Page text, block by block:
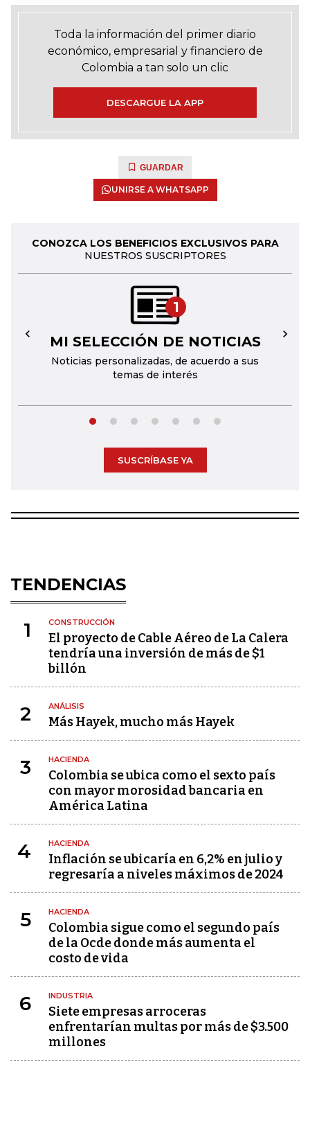
Toda la información del primer diario
económico, empresarial y financiero de
Colombia a tan solo un clic
DESCARGUE LA APP
GUARDAR
UNIRSE A WHATSAPP
CONOZCA LOS BENEFICIOS EXCLUSIVOS PARA
NUESTROS SUSCRIPTORES
1
MI SELECCIÓN DE NOTICIAS
Noticias personalizadas, de acuerdo a sus
temas de interés
← →
SUSCRÍBASE YA
TENDENCIAS
1 CONSTRUCCIÓN
El proyecto de Cable Aéreo de La Calera
tendría una inversión de más de $1
billón
2 ANÁLISIS
Más Hayek, mucho más Hayek
3 HACIENDA
Colombia se ubica como el sexto país
con mayor morosidad bancaria en
América Latina
4 HACIENDA
Inflación se ubicaría en 6,2% en julio y
regresaría a niveles máximos de 2024
5 HACIENDA
Colombia sigue como el segundo país
de la Ocde donde más aumenta el
costo de vida
6 INDUSTRIA
Siete empresas arroceras
enfrentarían multas por más de $3.500
millones